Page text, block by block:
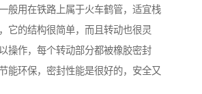
般用在铁路上属于火车鹤管，适宜栈
它的结构很简单，而且转动也很灵
操作，每个转动部分都被橡胶密封
能环保，密封性能是很好的，安全又